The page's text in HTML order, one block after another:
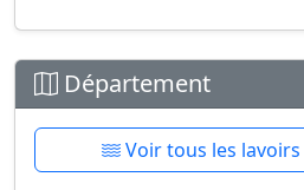
Département
Voir tous les lavoirs